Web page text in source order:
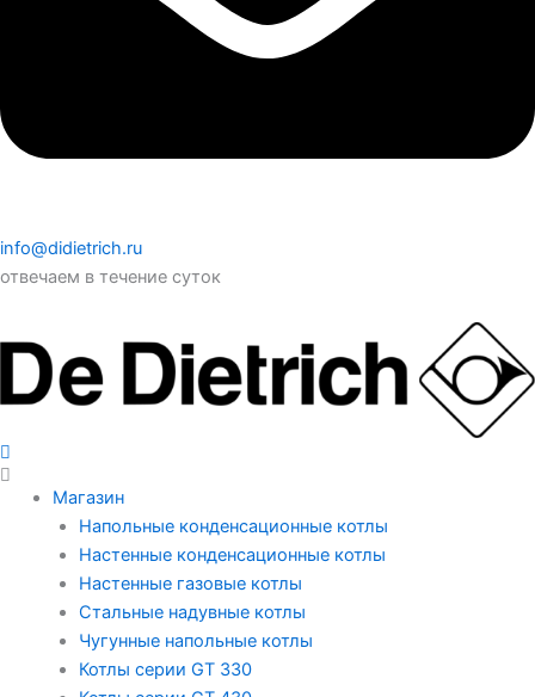
info@didietrich.ru
отвечаем в течение суток
Магазин
Напольные конденсационные котлы
Настенные конденсационные котлы
Настенные газовые котлы
Стальные надувные котлы
Чугунные напольные котлы
Котлы серии GT 330